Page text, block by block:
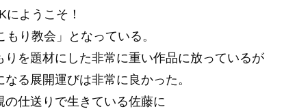
ようこそ！
り教会」となっている。
りを題材にした非常に重い作品に放っているが
る展開運びは非常に良かった。
仕送りで生きている佐藤に